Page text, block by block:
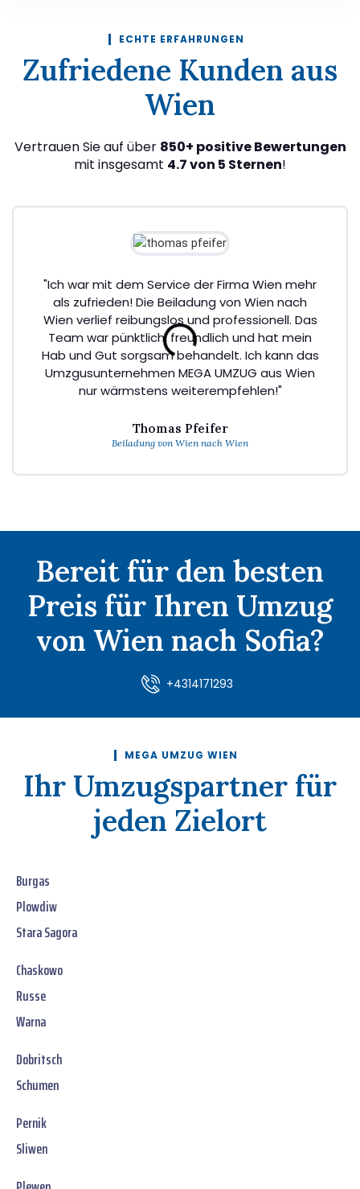
ECHTE ERFAHRUNGEN
Zufriedene Kunden aus
Wien
Vertrauen Sie auf über 850+ positive Bewertungen
mit insgesamt 4.7 von 5 Sternen!
"Ich war mit dem Service der Firma Wien mehr
als zufrieden! Die Beiladung von Wien nach
Wien verlief reibungslos und professionell. Das
Team war pünktlich, freundlich und hat mein
Hab und Gut sorgsam behandelt. Ich kann das
Umzgusunternehmen MEGA UMZUG aus Wien
nur wärmstens weiterempfehlen!"
Thomas Pfeifer
Beiladung von Wien nach Wien
Bereit für den besten
Preis für Ihren Umzug
von Wien nach Sofia?
+4314171293
MEGA UMZUG WIEN
Ihr Umzugspartner für
jeden Zielort
Burgas
Plowdiw
Stara Sagora
Chaskowo
Russe
Warna
Dobritsch
Schumen
Pernik
Sliwen